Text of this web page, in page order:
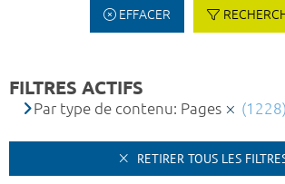
EFFACER
FILTRES ACTIFS
Par type de contenu: Pages (1228)
RETIRER TOUS LES